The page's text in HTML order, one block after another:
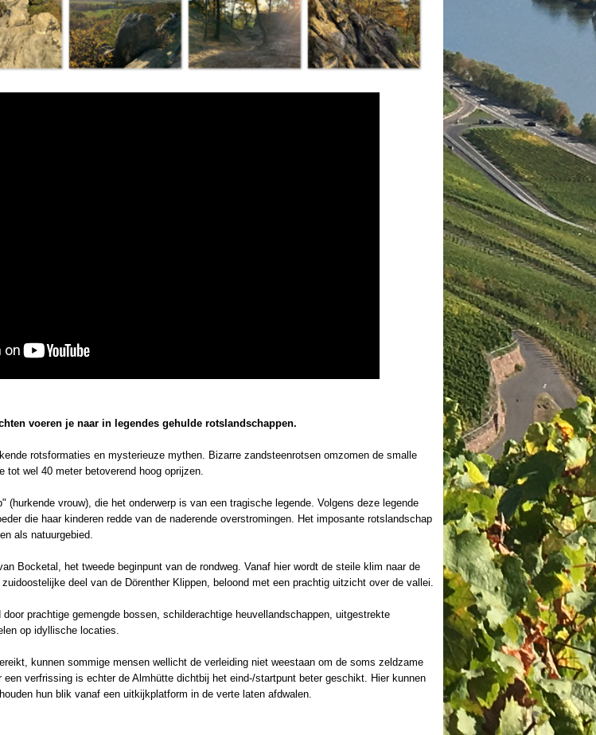
voeren je naar in legendes gehulde rotslandschappen.
rotsformaties en mysterieuze mythen. Bizarre zandsteenrotsen omzomen de smalle
wel 40 meter betoverend hoog oprijzen.
(hurkende vrouw), die het onderwerp is van een tragische legende. Volgens deze legende
die haar kinderen redde van de naderende overstromingen. Het imposante rotslandschap
als natuurgebied.
Bocketal, het tweede beginpunt van de rondweg. Vanaf hier wordt de steile klim naar de
deel van de Dörenther Klippen, beloond met een prachtig uitzicht over de vallei.
prachtige gemengde bossen, schilderachtige heuvellandschappen, uitgestrekte
op idyllische locaties.
kunnen sommige mensen wellicht de verleiding niet weestaan om de soms zeldzame
verfrissing is echter de Almhütte dichtbij het eind-/startpunt beter geschikt. Hier kunnen
hun blik vanaf een uitkijkplatform in de verte laten afdwalen.